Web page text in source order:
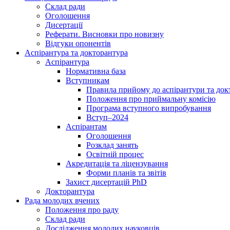
Склад ради
Оголошення
Дисертації
Реферати. Висновки про новизну
Відгуки опонентів
Аспірантура та докторантура
Аспірантура
Нормативна база
Вступникам
Правила прийому до аспірантури та
Положення про приймальну комісію
Програма вступного випробування
Вступ–2024
Аспірантам
Оголошення
Розклад занять
Освітній процес
Акредитація та ліцензування
Форми планів та звітів
Захист дисертацій PhD
Докторантура
Рада молодих вчених
Положення про раду
Склад ради
Дослідження молодих науковців